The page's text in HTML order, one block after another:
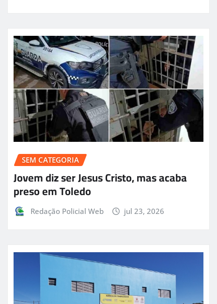
SEM CATEGORIA
Jovem diz ser Jesus Cristo, mas acaba
preso em Toledo
Redação Policial Web jul 23, 2026